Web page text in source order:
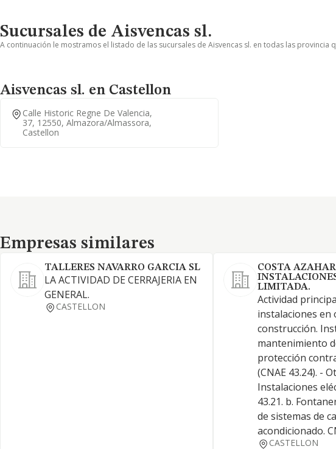
Sucursales de Aisvencas sl.
A continuación le mostramos el listado de las sucursales de Aisvencas sl. en todas las provincia
Aisvencas sl. en Castellon
Calle Historic Regne De Valencia,
37, 12550, Almazora/almassora,
Castellon
Empresas similares
Empresas similares
TALLERES NAVARRO GARCIA SL
LA ACTIVIDAD DE CERRAJERIA EN
GENERAL.
CASTELLON
COSTA AZAHAR
LIMITADA.
Actividad
instalaciones en
construcción.
mantenimiento
protección
(CNAE 43.24). -
Instalaciones
43.21. b.
de sistemas de
acondicionado.
CASTELLON